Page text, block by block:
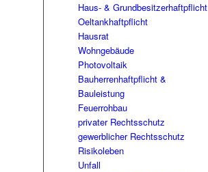
Haus- & Grundbesitzerhaftpflicht
Oeltankhaftpflicht
Hausrat
Wohngebäude
Photovoltaik
Bauherrenhaftpflicht &
Bauleistung
Feuerrohbau
privater Rechtsschutz
gewerblicher Rechtsschutz
Risikoleben
Unfall